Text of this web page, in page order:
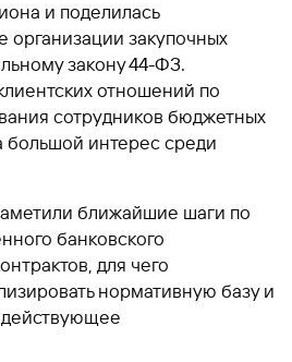
и поделилась
организации закупочных
закону 44-ФЗ.
отношений по
сотрудников бюджетных
большой интерес среди
ближайшие шаги по
банковского
для чего
нормативную базу и